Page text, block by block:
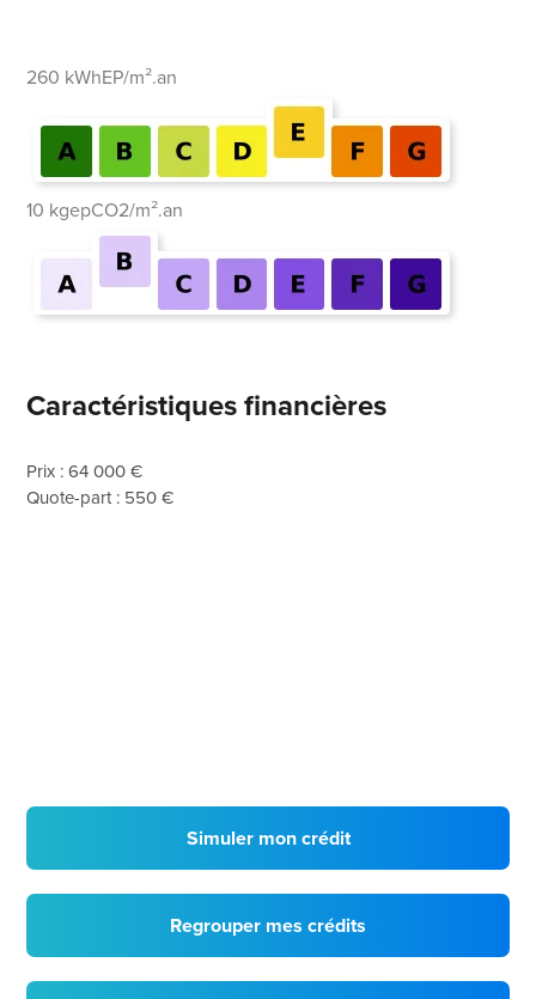
260 kWhEP/m².an
10 kgepCO2/m².an
Caractéristiques financières
Prix : 64 000 €
Quote-part : 550 €
Simuler mon crédit
Regrouper mes crédits